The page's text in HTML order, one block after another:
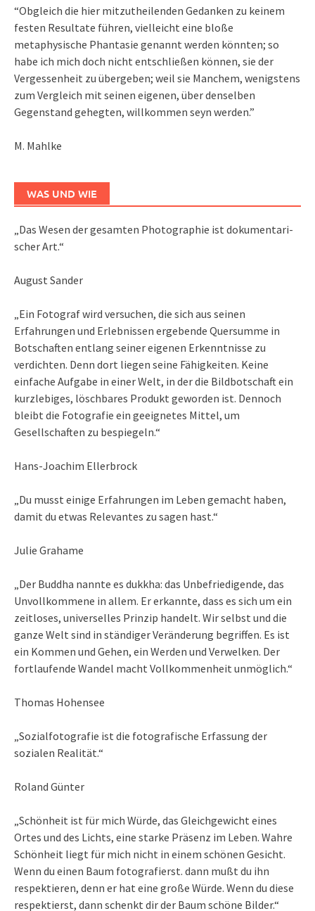
“Obgleich die hier mitzutheilenden Gedanken zu keinem
festen Resultate führen, vielleicht eine bloße
metaphysische Phantasie genannt werden könnten; so
habe ich mich doch nicht entschließen können, sie der
Vergessenheit zu übergeben; weil sie Manchem, wenigstens
zum Vergleich mit seinen eigenen, über denselben
Gegenstand gehegten, willkommen seyn werden.”
M. Mahlke
WAS UND WIE
„Das We­sen der ge­sam­ten Pho­to­gra­phie ist do­ku­men­ta­ri­
scher Art.“
August Sander
„Ein Fotograf wird versuchen, die sich aus seinen
Erfahrungen und Erlebnissen ergebende Quersumme in
Botschaften entlang seiner eigenen Erkenntnisse zu
verdichten. Denn dort liegen seine Fähigkeiten. Keine
einfache Aufgabe in einer Welt, in der die Bildbotschaft ein
kurzlebiges, löschbares Produkt geworden ist. Dennoch
bleibt die Fotografie ein geeignetes Mittel, um
Gesellschaften zu bespiegeln.“
Hans-Joachim Ellerbrock
„Du musst einige Erfahrungen im Leben gemacht haben,
damit du etwas Relevantes zu sagen hast.“
Julie Grahame
„Der Buddha nannte es dukkha: das Unbefriedigende, das
Unvollkommene in allem. Er erkannte, dass es sich um ein
zeitloses, universelles Prinzip handelt. Wir selbst und die
ganze Welt sind in ständiger Veränderung begriffen. Es ist
ein Kommen und Gehen, ein Werden und Verwelken. Der
fortlaufende Wandel macht Vollkommenheit unmöglich.“
Thomas Hohensee
„Sozialfotografie ist die fotografische Erfassung der
sozialen Realität.“
Roland Günter
„Schönheit ist für mich Würde, das Gleichgewicht eines
Ortes und des Lichts, eine starke Präsenz im Leben. Wahre
Schönheit liegt für mich nicht in einem schönen Gesicht.
Wenn du einen Baum fotografierst. dann mußt du ihn
respektieren, denn er hat eine große Würde. Wenn du diese
respektierst, dann schenkt dir der Baum schöne Bilder.“